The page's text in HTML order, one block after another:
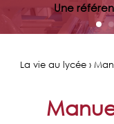
Une
La vie au lycée ›